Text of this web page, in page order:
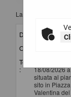
La ricerca ha
Data invio :06/08/
Oggetto :
Testo
:
18/08/2026
situata al
sito in
Valentina